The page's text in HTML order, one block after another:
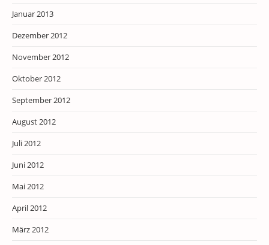
Januar 2013
Dezember 2012
November 2012
Oktober 2012
September 2012
August 2012
Juli 2012
Juni 2012
Mai 2012
April 2012
März 2012